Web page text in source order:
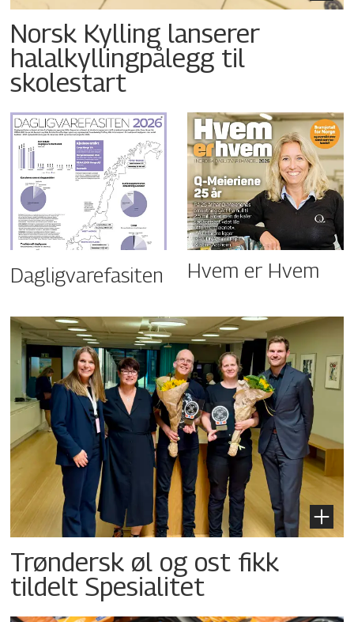
Norsk Kylling lanserer
halalkyllingpålegg til
skolestart
Dagligvarefasiten Hvem er Hvem
Trøndersk øl og ost fikk
tildelt Spesialitet